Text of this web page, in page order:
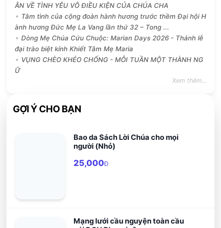
ÂN VỀ TÌNH YÊU VÔ ĐIỀU KIỆN CỦA CHÚA CHA
Tâm tình của cộng đoàn hành hương trước thềm Đại hội H
ành hương Đức Mẹ La Vang lần thứ 32 – Tong ...
Dòng Mẹ Chúa Cứu Chuộc: Marian Days 2026 - Thánh lễ
đại trào biệt kính Khiết Tâm Mẹ Maria
VỤNG CHÈO KHÉO CHỐNG - MỖI TUẦN MỘT THÀNH NG
Ữ
Xem thêm...
GỢI Ý CHO BẠN
Bao da Sách Lời Chúa cho mọi
người (Nhỏ)
25,000Đ
Mạng lưới cầu nguyện toàn cầu